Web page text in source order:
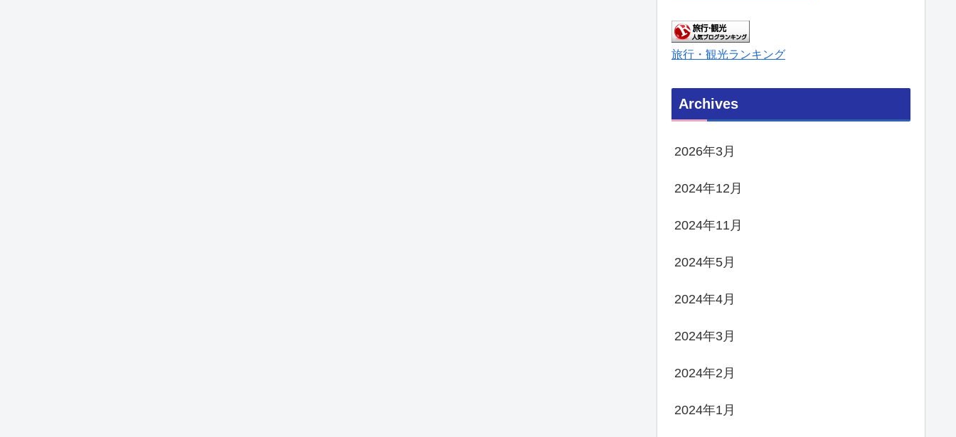
旅行・観光ランキング
Archives
2026年3月
2024年12月
2024年11月
2024年5月
2024年4月
2024年3月
2024年2月
2024年1月